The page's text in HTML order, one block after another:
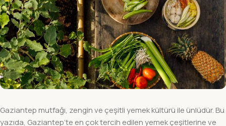
Gaziantep mutfağı, zengin ve çeşitli yemek kültürü ile ünlüdür. Bu
yazıda, Gaziantep’te en çok tercih edilen yemek çeşitlerine ve